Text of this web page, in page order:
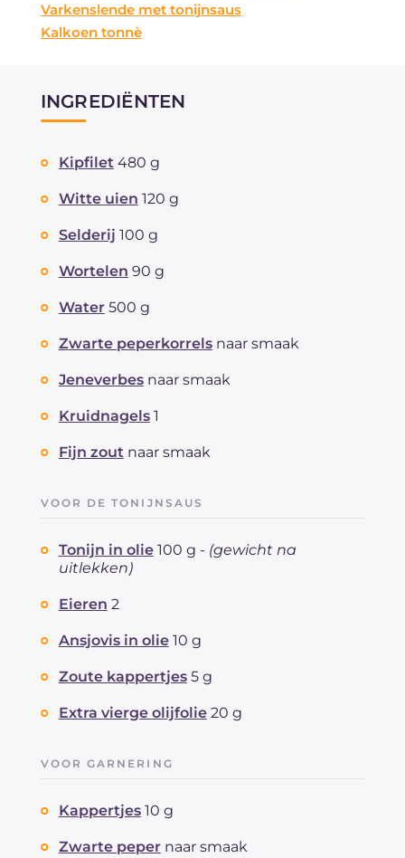
Varkenslende met tonijnsaus
Kalkoen tonnè
INGREDIËNTEN
Kipfilet 480 g
Witte uien 120 g
Selderij 100 g
Wortelen 90 g
Water 500 g
Zwarte peperkorrels naar smaak
Jeneverbes naar smaak
Kruidnagels 1
Fijn zout naar smaak
VOOR DE TONIJNSAUS
Tonijn in olie 100 g - (gewicht na
uitlekken)
Eieren 2
Ansjovis in olie 10 g
Zoute kappertjes 5 g
Extra vierge olijfolie 20 g
VOOR GARNERING
Kappertjes 10 g
Zwarte peper naar smaak